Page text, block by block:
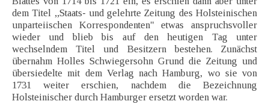
dem Titel ,,Staats- und gelehrte Zeitung des Holsteinischen
unparteiischen Korrespondenten" etwas anspruchsvoller
wieder und blieb bis auf den heutigen Tag unter
wechselndem Titel und Besitzern bestehen. Zunächst
übernahm Holles Schwiegersohn Grund die Zeitung und
übersiedelte mit dem Verlag nach Hamburg, wo sie von
1731 weiter erschien, nachdem die Bezeichnung
Holsteinischer durch Hamburger ersetzt worden war.